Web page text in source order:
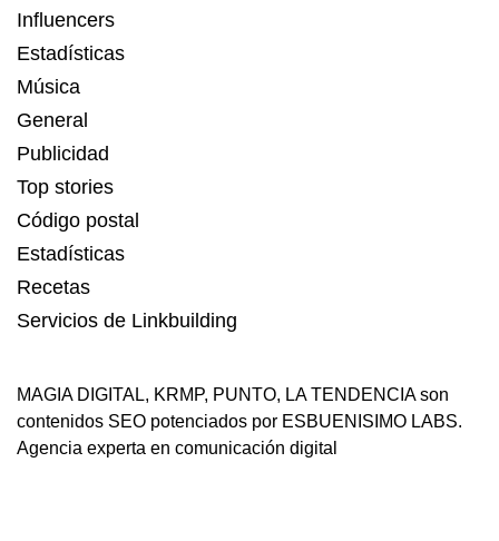
Influencers
Estadísticas
Música
General
Publicidad
Top stories
Código postal
Estadísticas
Recetas
Servicios de Linkbuilding
MAGIA DIGITAL, KRMP, PUNTO, LA TENDENCIAson
contenidos SEO potenciados por ESBUENISIMO LABS.
Agencia experta en comunicación digital